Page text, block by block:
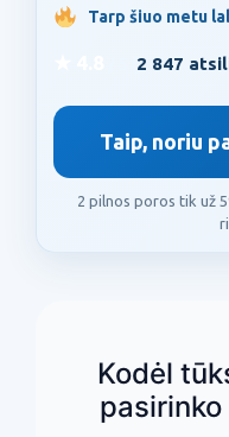
Tarp šiuo metu
2 847
Taip, noriu
2 pilnos poros tik už
Kodėl
pasirinko